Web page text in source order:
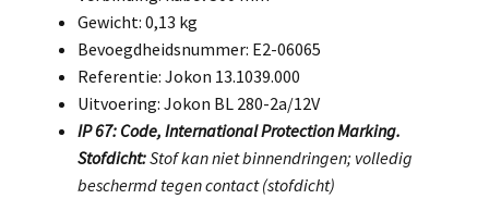
Gewicht: 0,13 kg
Bevoegdheidsnummer: E2-06065
Referentie: Jokon 13.1039.000
Uitvoering: Jokon BL 280-2a/12V
IP 67: Code, International Protection Marking.
Stofdicht:Stof kan niet binnendringen; volledig
beschermd tegen contact (stofdicht)